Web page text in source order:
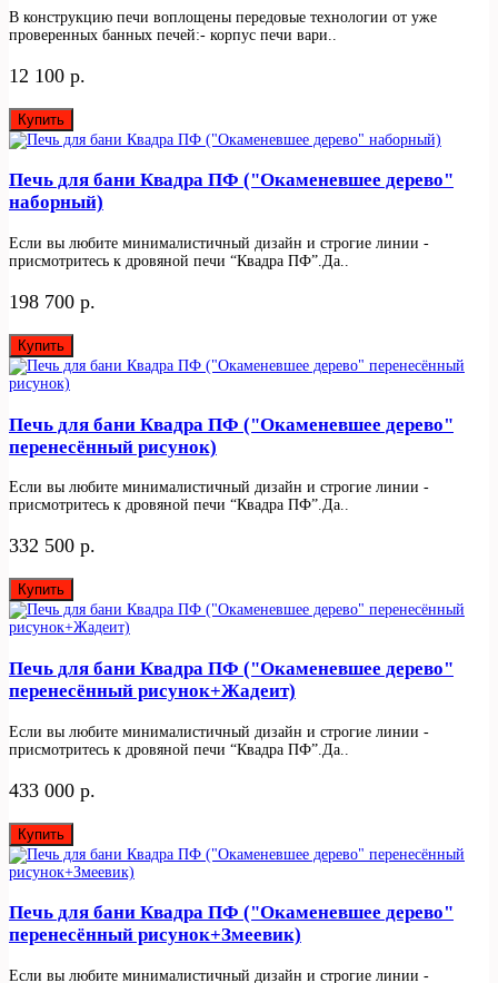
В конструкцию печи воплощены передовые технологии от уже
проверенных банных печей:- корпус печи вари..
12 100 р.
Купить
Печь для бани Квадра ПФ ("Окаменевшее дерево"
наборный)
Если вы любите минималистичный дизайн и строгие линии -
присмотритесь к дровяной печи “Квадра ПФ”.Да..
198 700 р.
Купить
Печь для бани Квадра ПФ ("Окаменевшее дерево"
перенесённый рисунок)
Если вы любите минималистичный дизайн и строгие линии -
присмотритесь к дровяной печи “Квадра ПФ”.Да..
332 500 р.
Купить
Печь для бани Квадра ПФ ("Окаменевшее дерево"
перенесённый рисунок+Жадеит)
Если вы любите минималистичный дизайн и строгие линии -
присмотритесь к дровяной печи “Квадра ПФ”.Да..
433 000 р.
Купить
Печь для бани Квадра ПФ ("Окаменевшее дерево"
перенесённый рисунок+Змеевик)
Если вы любите минималистичный дизайн и строгие линии -